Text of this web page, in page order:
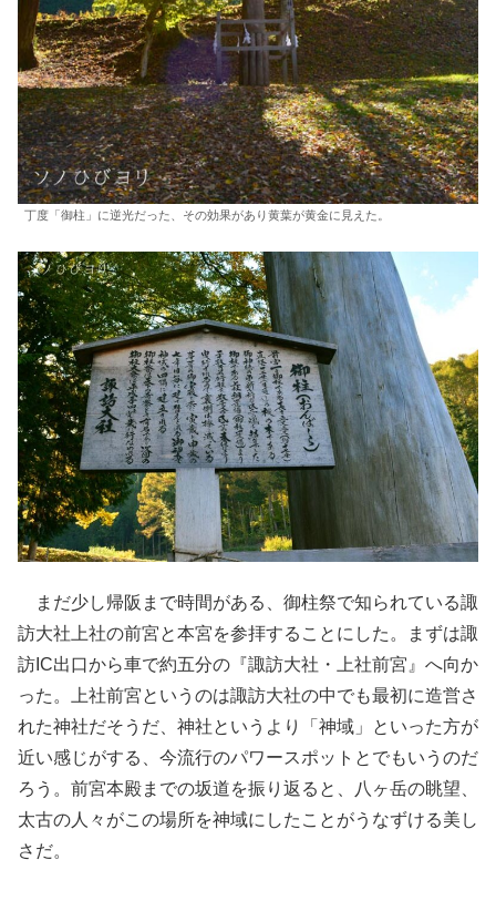
丁度「御柱」に逆光だった、その効果があり黄葉が黄金に見えた。
まだ少し帰阪まで時間がある、御柱祭で知られている諏
訪大社上社の前宮と本宮を参拝することにした。まずは諏
訪IC出口から車で約五分の『諏訪大社・上社前宮』へ向か
った。上社前宮というのは諏訪大社の中でも最初に造営さ
れた神社だそうだ、神社というより「神域」といった方が
近い感じがする、今流行のパワースポットとでもいうのだ
ろう。前宮本殿までの坂道を振り返ると、八ヶ岳の眺望、
太古の人々がこの場所を神域にしたことがうなずける美し
さだ。